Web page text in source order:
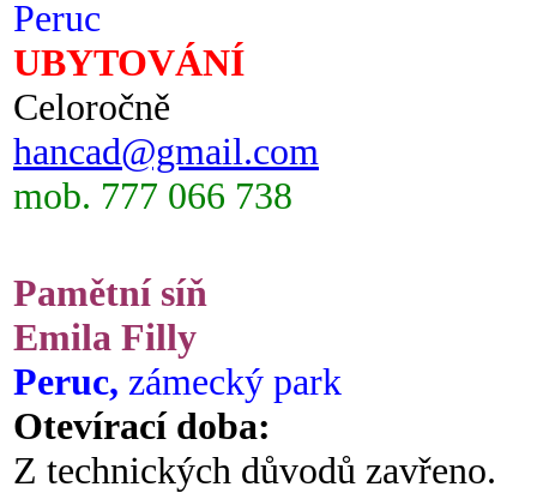
Peruc
UBYTOVÁNÍ
Celoročně
hancad@gmail.com
mob. 777 066 738
Pamětní síň
Emila Filly
Peruc, zámecký park
Otevírací doba:
Z technických důvodů zavřeno.